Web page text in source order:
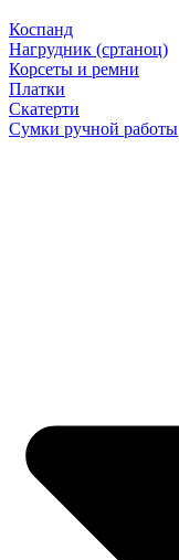
Коспанд
Нагрудник (сртаноц)
Корсеты и ремни
Платки
Скатерти
Сумки ручной работы